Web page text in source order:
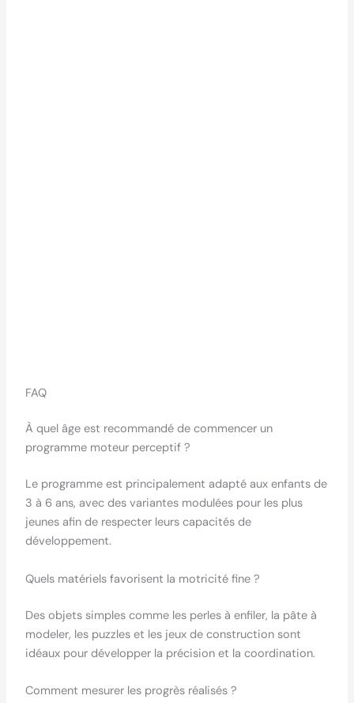
FAQ
À quel âge est recommandé de commencer un
programme moteur perceptif ?
Le programme est principalement adapté aux enfants de
3 à 6 ans, avec des variantes modulées pour les plus
jeunes afin de respecter leurs capacités de
développement.
Quels matériels favorisent la motricité fine ?
Des objets simples comme les perles à enfiler, la pâte à
modeler, les puzzles et les jeux de construction sont
idéaux pour développer la précision et la coordination.
Comment mesurer les progrès réalisés ?